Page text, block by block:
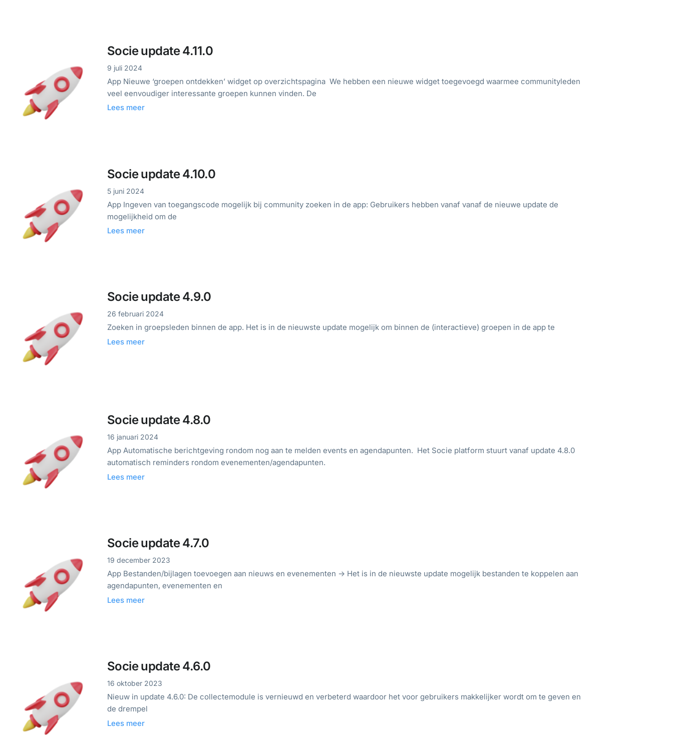
Socie update 4.11.0
9 juli 2024
App Nieuwe ‘groepen ontdekken’ widget op overzichtspagina We hebben een nieuwe widget toegevoegd waarmee communityleden
veel eenvoudiger interessante groepen kunnen vinden. De
Lees meer
Socie update 4.10.0
5 juni 2024
App Ingeven van toegangscode mogelijk bij community zoeken in de app: Gebruikers hebben vanaf vanaf de nieuwe update de
mogelijkheid om de
Lees meer
Socie update 4.9.0
26 februari 2024
Zoeken in groepsleden binnen de app. Het is in de nieuwste update mogelijk om binnen de (interactieve) groepen in de app te
Lees meer
Socie update 4.8.0
16 januari 2024
App Automatische berichtgeving rondom nog aan te melden events en agendapunten. Het Socie platform stuurt vanaf update 4.8.0
automatisch reminders rondom evenementen/agendapunten.
Lees meer
Socie update 4.7.0
19 december 2023
App Bestanden/bijlagen toevoegen aan nieuws en evenementen -> Het is in de nieuwste update mogelijk bestanden te koppelen aan
agendapunten, evenementen en
Lees meer
Socie update 4.6.0
16 oktober 2023
Nieuw in update 4.6.0: De collectemodule is vernieuwd en verbeterd waardoor het voor gebruikers makkelijker wordt om te geven en
de drempel
Lees meer